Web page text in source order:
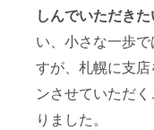
しんでいただき
い、小さな一歩で
すが、札幌に支
ンさせていただ
りました。